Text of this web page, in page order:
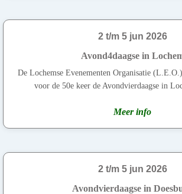
2 t/m 5 jun 2026
Avond4daagse in
De Lochemse Evenementen Organisatie
voor de 50e keer de Avondvierdaagse in
Meer info
2 t/m 5 jun 2026
Avondvierdaagse in